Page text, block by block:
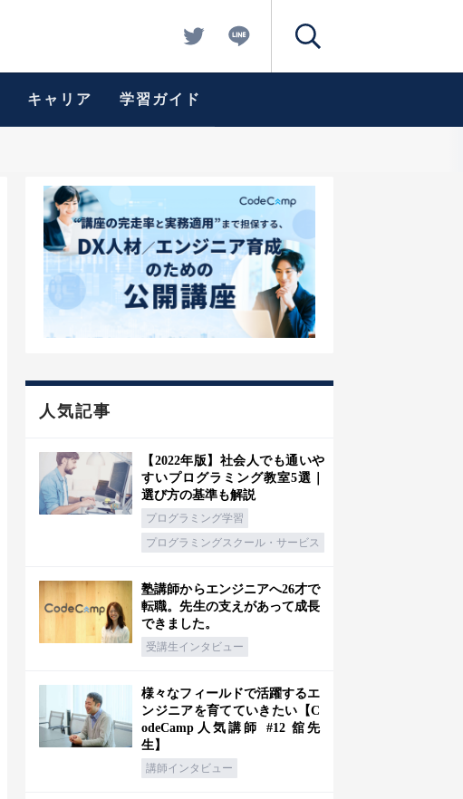
キャリア 学習ガイド
人気記事
【2022年版】社会人でも通いや
すいプログラミング教室5選｜
選び方の基準も解説
プログラミング学習
プログラミングスクール・サービス
塾講師からエンジニアへ26才で
転職。先生の支えがあって成長
できました。
受講生インタビュー
様々なフィールドで活躍するエ
ンジニアを育てていきたい【C
odeCamp人気講師 #12 舘先
生】
講師インタビュー